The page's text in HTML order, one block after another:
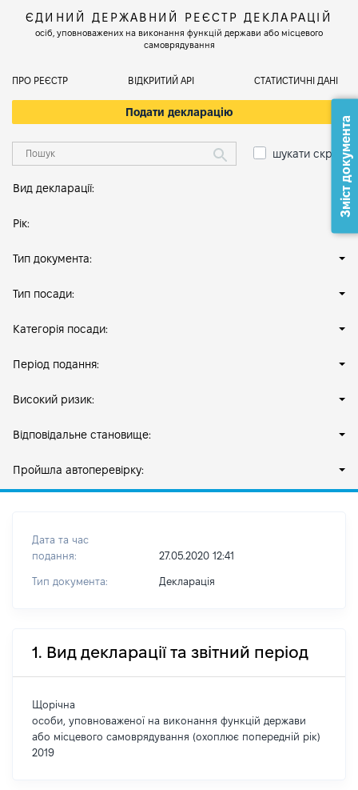
ЄДИНИЙ ДЕРЖАВНИЙ РЕЄСТР ДЕКЛАРАЦІЙ
осіб, уповноважених на виконання функцій держави або місцевого
самоврядування
ПРО РЕЄСТР ВІДКРИТИЙ АРІ СТАТИСТИЧНІ ДАНІ
Подати декларацію
шукати скрізь
Вид декларації:
Рік:
Тип документа:
Тип посади:
Категорія посади:
Період подання:
Високий ризик:
Відповідальне становище:
Пройшла автоперевірку:
Дата та час
подання:
27.05.2020 12:41
Тип документа: Декларація
1. Вид декларації та звітний період
Щорічна
особи, уповноваженої на виконання функцій держави
або місцевого самоврядування (охоплює попередній рік)
2019
Зміст документа